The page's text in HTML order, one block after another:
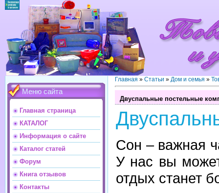
Меню сайта
Главная страница
КАТАЛОГ
Информация о сайте
Каталог статей
Форум
Книга отзывов
Контакты
Главная » Статьи » Дом и семья »
Двуспальные постельные
Сон – важная
У нас вы
отдых станет